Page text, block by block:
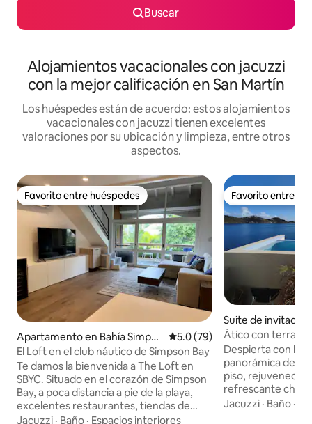
Buscar
Alojamientos vacacionales con jacuzzi
con la mejor calificación en San Martín
Los huéspedes están de acuerdo: estos alojamientos
vacacionales con jacuzzi tienen excelentes
valoraciones por su ubicación y limpieza, entre otros
aspectos.
Favorito entre huéspedes
Favorito entre huéspedes
Apartamento en Bahía Simpso
n
Calificación promedio: 5.0 de
5.0 (79)
El Loft en el club náutico de Simpson Bay
Te damos la bienvenida a The Loft en
SBYC. Situado en el corazón de Simpson
Bay, a poca distancia a pie de la playa,
excelentes restaurantes, tiendas de
comestibles, tiendas, salones/spas y
Jacuzzi · Baño · Espacios interiores
Favorito entre
Favorito entre
Suite de invitados
oy
Ático con terraza
panorámicas y
Despierta con la
panorámica de la
piso, rejuvenece
refrescante
infinita privada de
Jacuzzi · Baño ·